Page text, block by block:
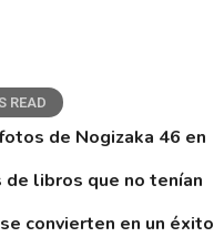
READ
de Nogizaka 46 en
de libros que no tenían
convierten en un éxito